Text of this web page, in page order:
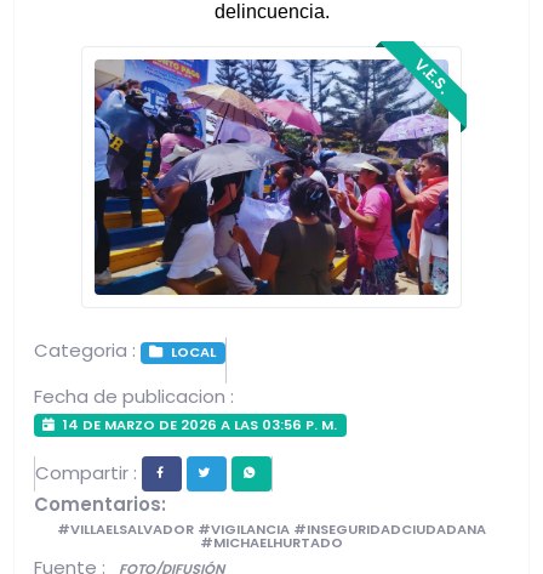
delincuencia.
V.E.S.
Categoria : LOCAL
Fecha de publicacion :
14 DE MARZO DE 2026 A LAS 03:56 P. M.
Compartir :
Comentarios:
#VILLAELSALVADOR #VIGILANCIA #INSEGURIDADCIUDADANA
#MICHAELHURTADO
Fuente : FOTO/DIFUSIÓN